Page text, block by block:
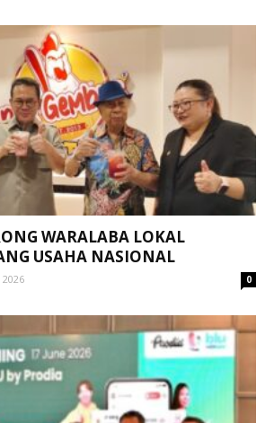
WARALABA LOKAL
USAHA NASIONAL
2026 0